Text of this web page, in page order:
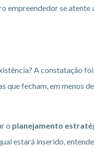
se atente
A constatação
fecham, em menos
o planejamento
estará inserido,